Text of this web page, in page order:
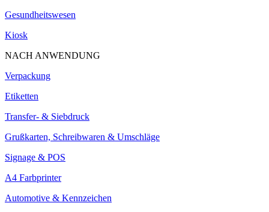
Gesundheitswesen
Kiosk
NACH ANWENDUNG
Verpackung
Etiketten
Transfer- & Siebdruck
Grußkarten, Schreibwaren & Umschläge
Signage & POS
A4 Farbprinter
Automotive & Kennzeichen